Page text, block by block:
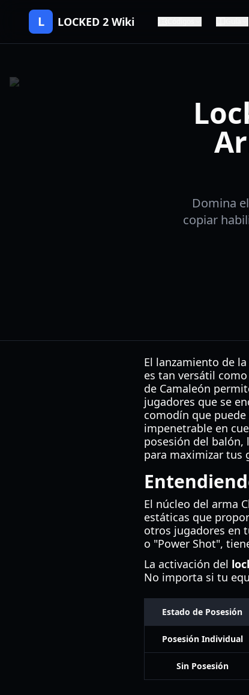
L LOCKED 2 Wiki
Domina
copiar
El lanzamiento de
es tan versátil
de Camaleón
jugadores que se
comodín que
impenetrable en
posesión del balón,
para maximizar tus
El núcleo del arma
estáticas que
otros jugadores en
o "Power Shot",
La activación del
No importa si tu
Estado de Posesión
Posesión Individual
Sin Posesión